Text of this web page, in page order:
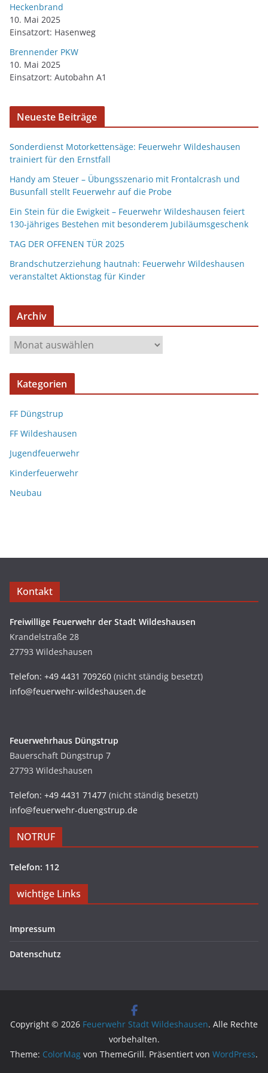
Heckenbrand
10. Mai 2025
Einsatzort: Hasenweg
Brennender PKW
10. Mai 2025
Einsatzort: Autobahn A1
Neueste Beiträge
Sonderdienst Motorkettensäge: Feuerwehr Wildeshausen
trainiert für den Ernstfall
Handy am Steuer – Übungsszenario mit Frontalcrash und
Busunfall stellt Feuerwehr auf die Probe
Ein Stein für die Ewigkeit – Feuerwehr Wildeshausen feiert
130-jähriges Bestehen mit besonderem Jubiläumsgeschenk
TAG DER OFFENEN TÜR 2025
Brandschutzerziehung hautnah: Feuerwehr Wildeshausen
veranstaltet Aktionstag für Kinder
Archiv
Kategorien
FF Düngstrup
FF Wildeshausen
Jugendfeuerwehr
Kinderfeuerwehr
Neubau
Kontakt
Freiwillige Feuerwehr der Stadt Wildeshausen
Krandelstraße 28
27793 Wildeshausen
Telefon: +49 4431 709260 (nicht ständig besetzt)
info@feuerwehr-wildeshausen.de
Feuerwehrhaus Düngstrup
Bauerschaft Düngstrup 7
27793 Wildeshausen
Telefon: +49 4431 71477 (nicht ständig besetzt)
info@feuerwehr-duengstrup.de
NOTRUF
Telefon: 112
wichtige Links
Impressum
Datenschutz
Copyright © 2026 Feuerwehr Stadt Wildeshausen. Alle Rechte
vorbehalten.
Theme: ColorMag von ThemeGrill. Präsentiert von WordPress.